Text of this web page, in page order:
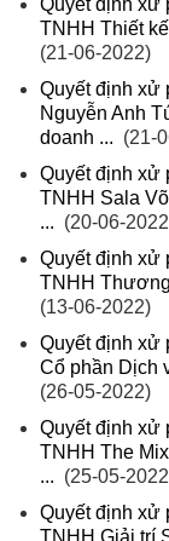
Quyết định xử
TNHH Thiết
(21-06-2022)
Quyết định xử
Nguyễn Anh
doanh ... (21-
Quyết định xử
TNHH Sala
... (20-06-
Quyết định xử
TNHH
(13-06-2022)
Quyết định xử
Cổ phần Dịch
(26-05-2022)
Quyết định xử
TNHH The
... (25-05-
Quyết định xử
TNHH Giải trí